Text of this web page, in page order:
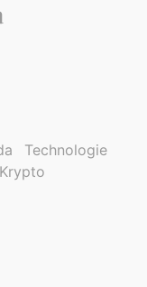
Technologie
Krypto